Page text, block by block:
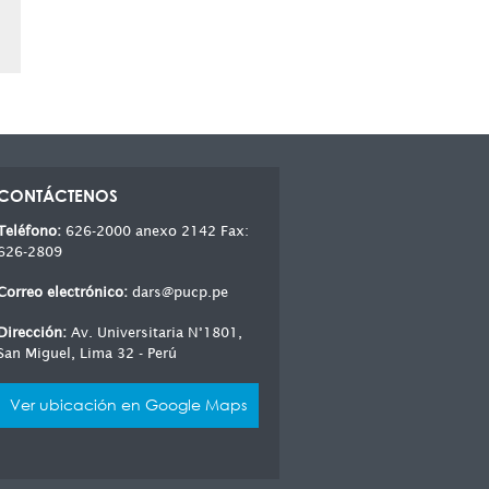
626-2000 anexo 2142 Fax:
2809
electrónico: dars@pucp.pe
Av. Universitaria N°1801,
Miguel, Lima 32 - Perú
Ver ubicación en Google Maps